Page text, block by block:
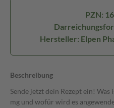
PZN:
Hersteller: Elpen
Beschreibung
Sende jetzt dein Rezept ein!
mg und wofür wird es